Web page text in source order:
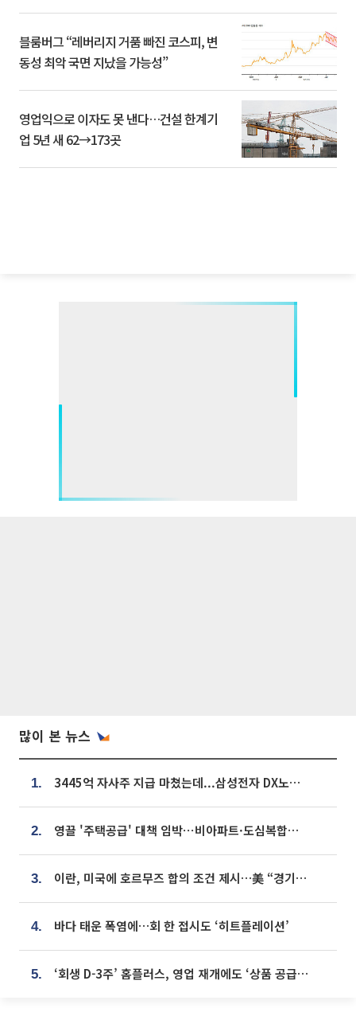
블룸버그 “레버리지 거품 빠진 코스피, 변
동성 최악 국면 지났을 가능성”
영업익으로 이자도 못 낸다…건설 한계기
업 5년 새 62→173곳
많이 본 뉴스
1. 3445억 자사주 지급 마쳤는데...삼성전자 DX노조, 뒤늦은 '떼쓰기 집회'
2. 영끌 '주택공급' 대책 임박⋯비아파트·도심복합까지 총동원
3. 이란, 미국에 호르무즈 합의 조건 제시…美 “경기 아직 안 끝나” [종합]
4. 바다 태운 폭염에…회 한 접시도 ‘히트플레이션’
5. ‘회생 D-3주’ 홈플러스, 영업 재개에도 ‘상품 공급망’ 복구가 생존 관건